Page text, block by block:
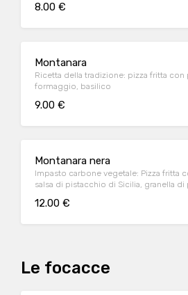
8.00 €
Montanara
Ricetta della tradizione: pizza fritta
formaggio, basilico
9.00 €
Montanara nera
Impasto carbone vegetale: Pizza fritta
salsa di pistacchio di Sicilia, granella
12.00 €
Le focacce